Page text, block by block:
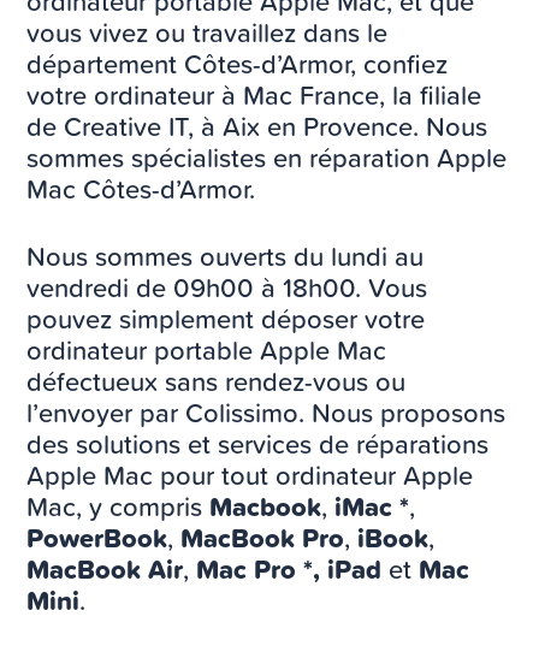
vous vivez ou travaillez dans le
département Côtes-d’Armor, confiez
votre ordinateur à Mac France, la filiale
de Creative IT, à Aix en Provence. Nous
sommes spécialistes en réparation Apple
Mac Côtes-d’Armor.
Nous sommes ouverts du lundi au
vendredi de 09h00 à 18h00. Vous
pouvez simplement déposer votre
ordinateur portable Apple Mac
défectueux sans rendez-vous ou
l’envoyer par Colissimo. Nous proposons
des solutions et services de réparations
Apple Mac pour tout ordinateur Apple
Mac, y compris Macbook, iMac *,
PowerBook, MacBook Pro, iBook,
MacBook Air, Mac Pro *, iPad et Mac
Mini.